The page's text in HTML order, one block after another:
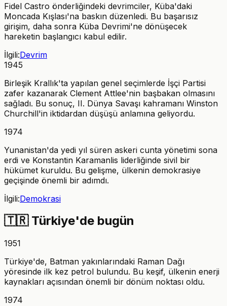
Fidel Castro önderliğindeki devrimciler, Küba'daki
Moncada Kışlası'na baskın düzenledi. Bu başarısız
girişim, daha sonra Küba Devrimi'ne dönüşecek
hareketin başlangıcı kabul edilir.
İlgili:Devrim
1945
Birleşik Krallık'ta yapılan genel seçimlerde İşçi Partisi
zafer kazanarak Clement Attlee'nin başbakan olmasını
sağladı. Bu sonuç, II. Dünya Savaşı kahramanı Winston
Churchill'in iktidardan düşüşü anlamına geliyordu.
1974
Yunanistan'da yedi yıl süren askeri cunta yönetimi sona
erdi ve Konstantin Karamanlis liderliğinde sivil bir
hükümet kuruldu. Bu gelişme, ülkenin demokrasiye
geçişinde önemli bir adımdı.
İlgili:Demokrasi
🇹🇷 Türkiye'de bugün
1951
Türkiye'de, Batman yakınlarındaki Raman Dağı
yöresinde ilk kez petrol bulundu. Bu keşif, ülkenin enerji
kaynakları açısından önemli bir dönüm noktası oldu.
1974